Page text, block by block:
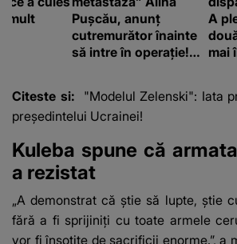
mult
Pușcău, anunț
cutremurător înainte
să intre în operație!
fanilor
A
mai
Citeste si:
"Modelul Zelenski": Iata
președintelui Ucrainei!
Kuleba spune că
a rezistat
„A demonstrat că ştie să lupte, ştie
fără a fi sprijiniţi cu toate armele
vor fi însoţite de sacrificii enorme.”, a